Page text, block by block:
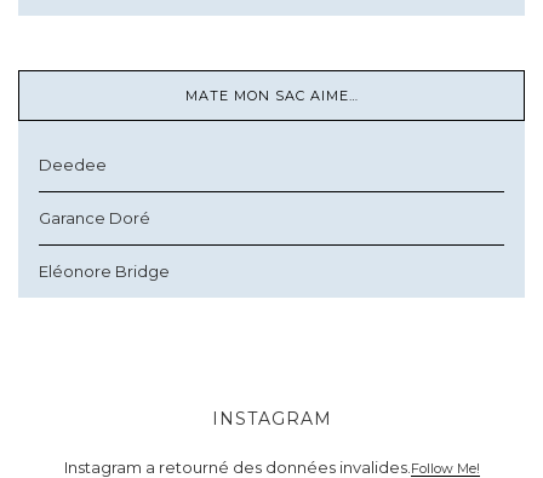
MATE MON SAC AIME…
Deedee
Garance Doré
Eléonore Bridge
INSTAGRAM
Instagram a retourné des données invalides. Follow Me!